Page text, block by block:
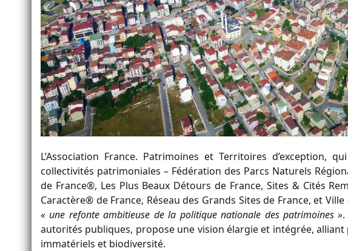
L’Association France. Patrimoines et Territoires d’exception,
collectivités patrimoniales – Fédération des Parcs Naturels
de France®, Les Plus Beaux Détours de France, Sites & Cités
Caractère® de France, Réseau des Grands Sites de France, et
« une refonte ambitieuse de la politique nationale des patrimoines »
autorités publiques, propose une vision élargie et intégrée,
immatériels et biodiversité.